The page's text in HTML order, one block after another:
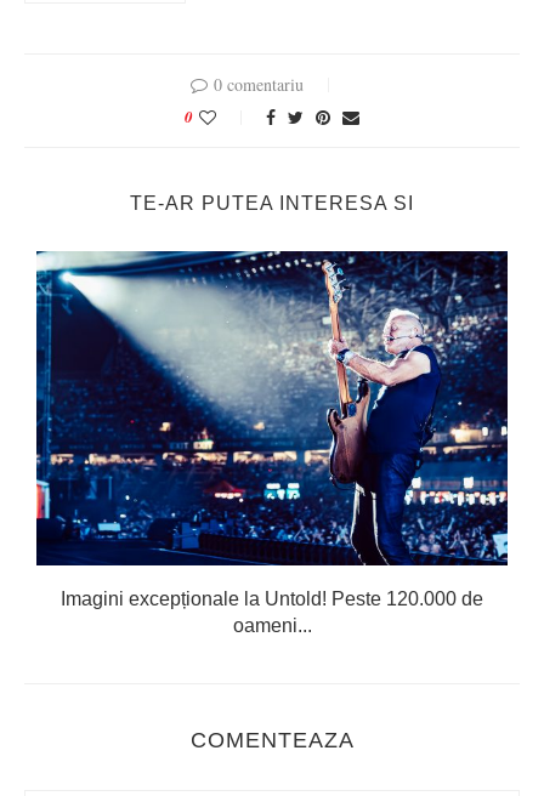
0 comentariu
0
TE-AR PUTEA INTERESA SI
Imagini excepționale la Untold! Peste 120.000 de
oameni...
COMENTEAZA